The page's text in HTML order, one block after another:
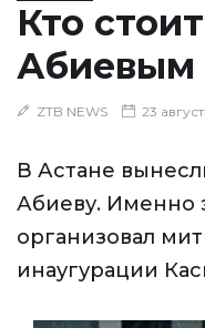
Кто
Абиевым
ZTB NEWS 23
В Астане
Абиеву. Именно
организовал
инаугурации